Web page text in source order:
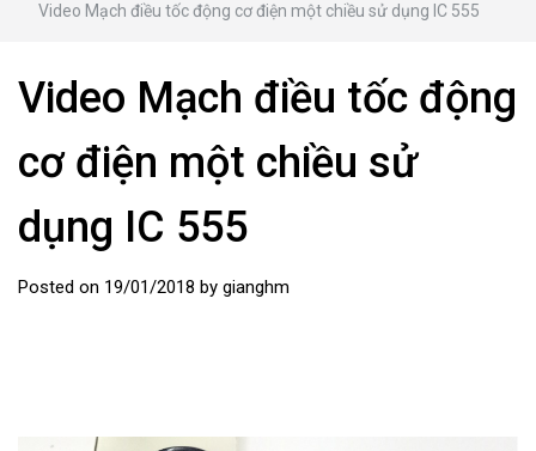
Video Mạch điều tốc động cơ điện một chiều sử dụng IC 555
Video Mạch điều tốc động
cơ điện một chiều sử
dụng IC 555
Posted on 19/01/2018 by gianghm